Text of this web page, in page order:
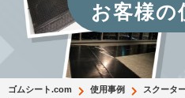
お客様の
ゴムシート.com 使用事例
スクータ